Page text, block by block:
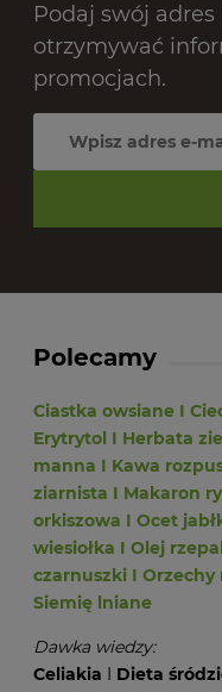
Podaj swój
otrzymywać
promocjach.
Polecamy
Ciastka owsiane I
Erytrytol I Herbata
manna I Kawa
ziarnista I Makaron
orkiszowa I Ocet
wiesiołka I Olej
czarnuszki I Orzechy
Siemię lniane
Dawka wiedzy:
Celiakia I Dieta